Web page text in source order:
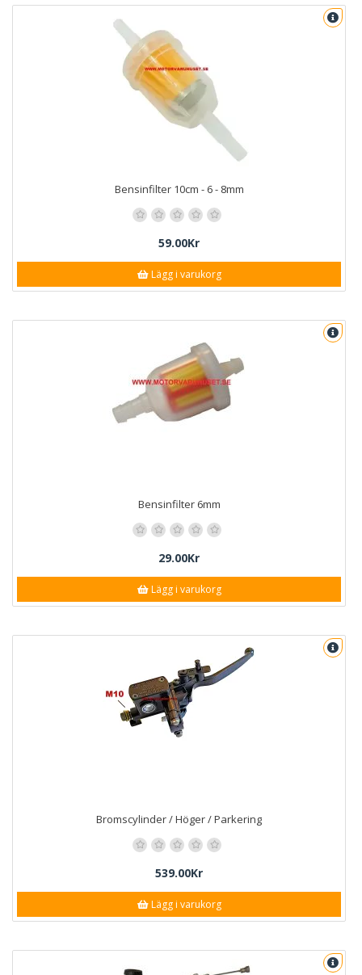
Bensinfilter 10cm - 6 - 8mm
59.00Kr
Lägg i varukorg
Bensinfilter 6mm
29.00Kr
Lägg i varukorg
Bromscylinder / Höger / Parkering
539.00Kr
Lägg i varukorg